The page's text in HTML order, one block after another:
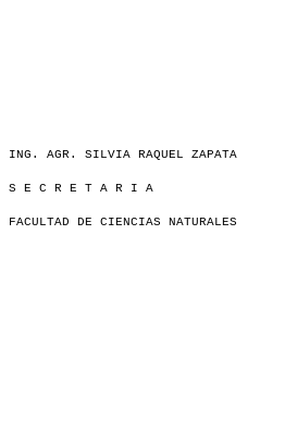
ING. AGR. SILVIA RAQUEL ZAPATA
S E C R E T A R I A
FACULTAD DE CIENCIAS NATURALES